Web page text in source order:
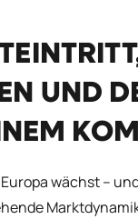
UND
wächst –